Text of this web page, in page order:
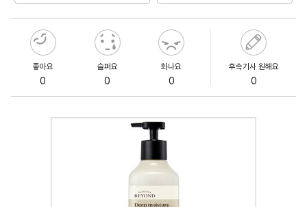
좋아요
0
슬퍼요
0
화나요
0
후속기사 원해요
0